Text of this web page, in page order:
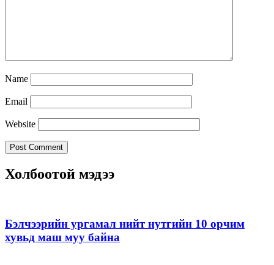
Name
Email
Website
Холбоотой мэдээ
Бэлчээрийн ургамал нийт нутгийн 10 орчим
хувьд маш муу байна